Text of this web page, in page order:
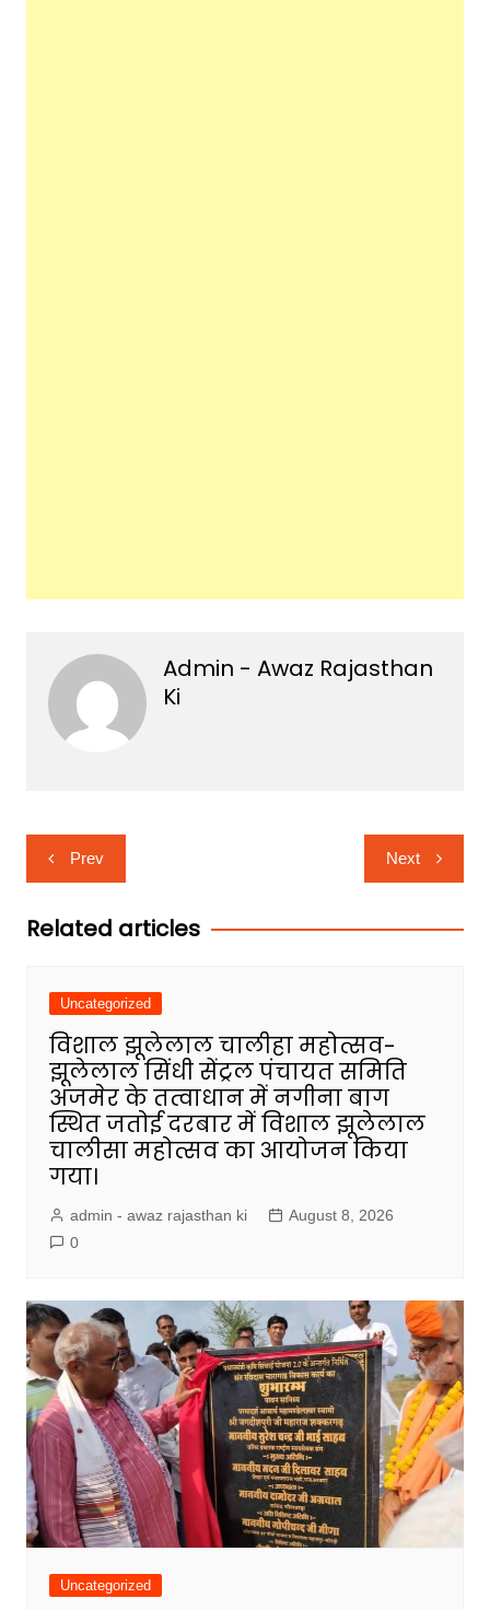
Admin - Awaz Rajasthan
Ki
Post
navigation
Prev Next
Related articles
Uncategorized
विशाल झूलेलाल चालीहा महोत्सव-
झूलेलाल सिंधी सेंट्रल पंचायत समिति
अजमेर के तत्वाधान में नगीना बाग
स्थित जतोई दरबार में विशाल झूलेलाल
चालीसा महोत्सव का आयोजन किया
गया।
admin - awaz rajasthan ki
August 8, 2026
0
Uncategorized